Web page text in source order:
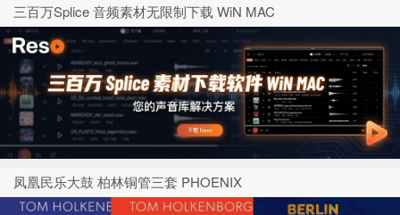
三百万Splice 音频素材无限制下载 WiN MAC
凤凰民乐大鼓 柏林铜管三套 PHOENIX